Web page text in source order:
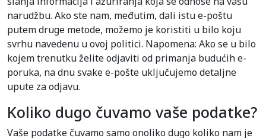
narudžbu. Ako ste nam, međutim, dali istu e-poštu
putem druge metode, možemo je koristiti u bilo koju
svrhu navedenu u ovoj politici. Napomena: Ako se u bilo
kojem trenutku želite odjaviti od primanja budućih e-
poruka, na dnu svake e-pošte uključujemo detaljne
upute za odjavu.
Koliko dugo čuvamo vaše podatke?
Vaše podatke čuvamo samo onoliko dugo koliko nam je